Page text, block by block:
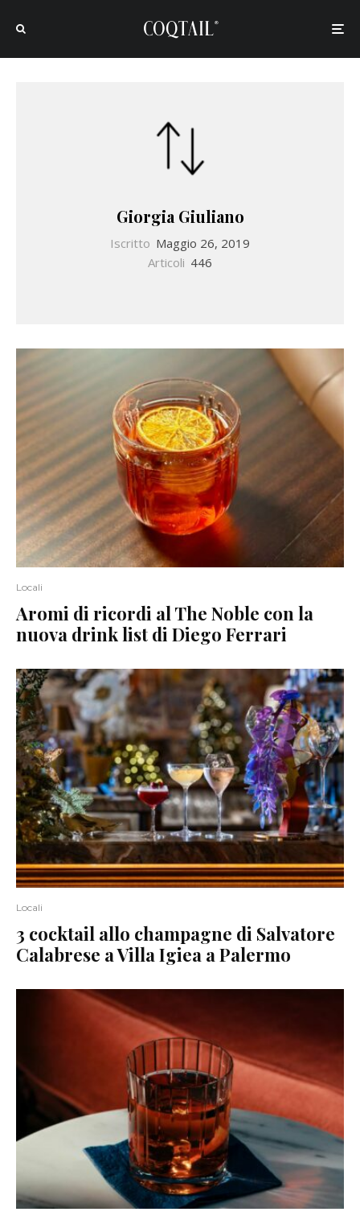
Giorgia Giuliano
Iscritto Maggio 26, 2019
Articoli 446
Locali
Aromi di ricordi al The Noble con la
nuova drink list di Diego Ferrari
Locali
3 cocktail allo champagne di Salvatore
Calabrese a Villa Igiea a Palermo